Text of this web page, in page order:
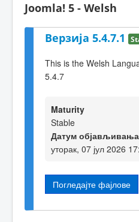
Joomla! 5 - Welsh
Верзија 5.4.7.1
This is the Welsh
5.4.7
Maturity
Stable
Датум објављивања
уторак, 07 јул 2026
Погледајте фајлове